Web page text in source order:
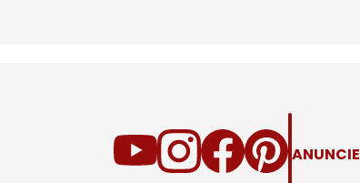
ANUNCIE